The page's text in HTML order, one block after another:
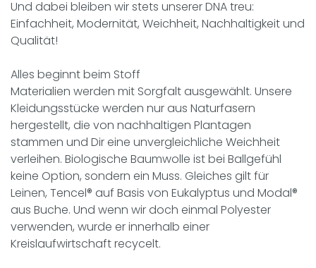
Und dabei bleiben wir stets unserer DNA treu:
Einfachheit, Modernität, Weichheit, Nachhaltigkeit und
Qualität!
Alles beginnt beim Stoff
Materialien werden mit Sorgfalt ausgewählt. Unsere
Kleidungsstücke werden nur aus Naturfasern
hergestellt, die von nachhaltigen Plantagen
stammen und Dir eine unvergleichliche Weichheit
verleihen. Biologische Baumwolle ist bei Ballgefühl
keine Option, sondern ein Muss. Gleiches gilt für
Leinen, Tencel® auf Basis von Eukalyptus und Modal®
aus Buche. Und wenn wir doch einmal Polyester
verwenden, wurde er innerhalb einer
Kreislaufwirtschaft recycelt.